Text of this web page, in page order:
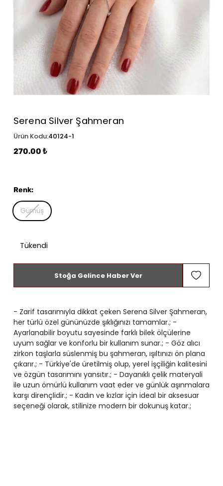
Serena Silver Şahmeran
Ürün Kodu:40124-1
270.00 ₺
- Zarif tasarımıyla dikkat çeken Serena Silver Şahmeran,
her türlü özel gününüzde şıklığınızı tamamlar.; -
Ayarlanabilir boyutu sayesinde farklı bilek ölçülerine
uyum sağlar ve konforlu bir kullanım sunar.; - Göz alıcı
zirkon taşlarla süslenmiş bu şahmeran, ışıltınızı ön plana
çıkarır.; - Türkiye'de üretilmiş olup, yerel işçiliğin kalitesini
ve özgün tasarımını yansıtır.; - Dayanıklı çelik materyali
ile uzun ömürlü kullanım vaat eder ve günlük aşınmalara
karşı dirençlidir.; - Kadın ve kızlar için ideal bir aksesuar
seçeneği olarak, stilinize modern bir dokunuş katar.;
Renk:
Gümüş
Tükendi
Stoğa Gelince Haber Ver